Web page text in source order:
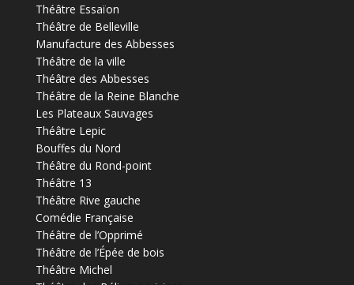
Théâtre Essaïon
Théâtre de Belleville
Manufacture des Abbesses
Théâtre de la ville
Théâtre des Abbesses
Théâtre de la Reine Blanche
Les Plateaux Sauvages
Théâtre Lepic
Bouffes du Nord
Théâtre du Rond-point
Théâtre 13
Théâtre Rive gauche
Comédie Française
Théâtre de l’Opprimé
Théâtre de l’Épée de bois
Théâtre Michel